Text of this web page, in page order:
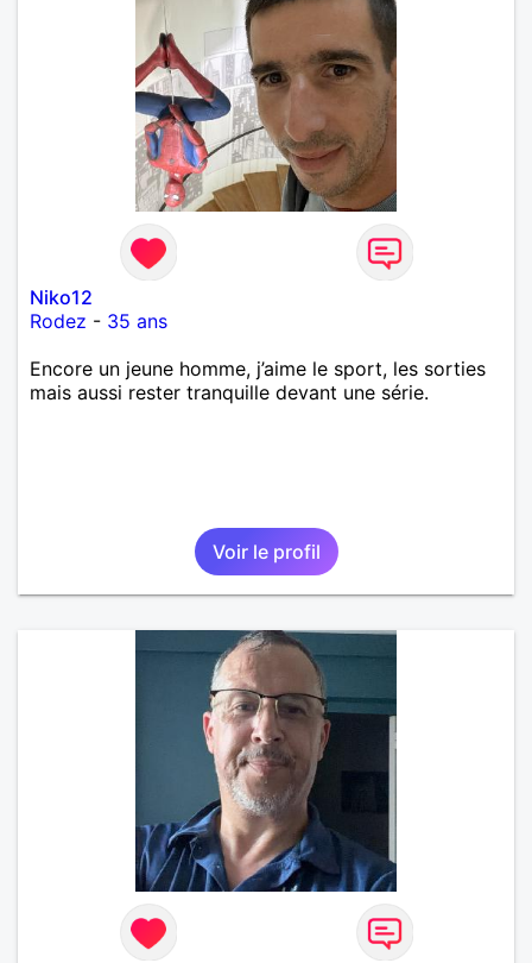
Niko12
Rodez - 35 ans
Encore un jeune homme, j’aime le sport, les sorties
mais aussi rester tranquille devant une série.
Voir le profil